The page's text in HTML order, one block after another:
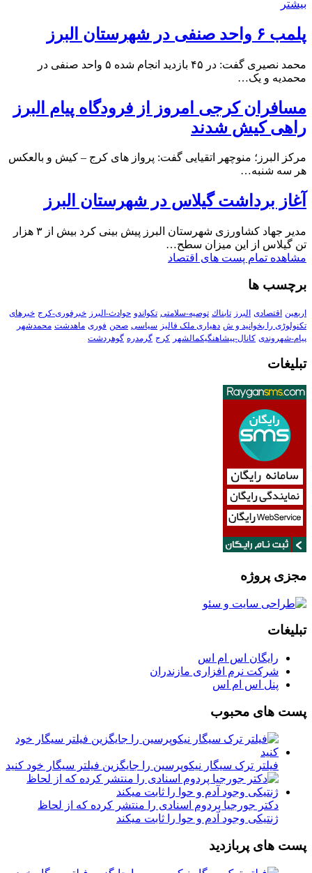
بیشتر
پلمب ۶ واحد صنفی در شهرستان البرز
محمد نصیری گفت: در ۴۵ بازدید انجام شده ۵ واحد صنفی در
محمدیه و یک…
مسافران کرجی امروز از فرودگاه پیام البرز
راهی کیش شدند
مرکز البرز؛ منوچهر اتقیایی گفت: پرواز های کرج – کیش و بالعکس
هر سه شنبه…
آغاز برداشت گیلاس در شهرستان البرز
مدیر جهاد کشاورزی شهرستان البرز پیش بینی کرد بیش از ۳ هزار
تن گیلاس از این میزان سطح…
مشاهده تمام پست های اقتصاد
برچسب ها
اربعین اقتصادی البرز تابناك توصیه-سلامتی تکواندو حوادث-البرز خبرفوری-کرج خبرهای
تکنولوڑی را بخوانید و ش دهیاری ملک فالیز سیاسی صحن فوری ماهدشت محمدشهر
پیام-شهروندی کانال-پیشاهنگیکمالشهر کرج گرمدره گوهردشت
تبلیغات
مجزی پروژه
تبلیغات
رایگان اس ام اس
شرکت نرم افزاری مازندران
پنل اس ام اس
پست های محبوب
فیلتر ترک سیگار نیکوپرسین را جایگزین فیلتر سیگار خود کنید
دکتر جورجیا پردوم اسنادی را منتشر کرده که از لحاظ
ژنتیکی وجود آدم و حوا را ثابت میکند
پست های پربازدید